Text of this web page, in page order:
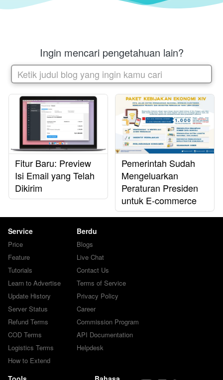
Ingin mencari pengetahuan lain?
Ketik judul blog yang ingin kamu cari
Fitur Baru: Preview
Isi Email yang Telah
Dikirim
Pemerintah Sudah
Mengeluarkan
Peraturan Presiden
untuk E-commerce
Service
Price
Feature
Tutorials
Learn to Advertise
Update History
Server Status
Refund Terms
COD Terms
Logistics Terms
How to Extend
Berdu
Blogs
Live Chat
Contact Us
Terms of Service
Privacy Policy
Career
Commission Program
API Documentation
Helpdesk